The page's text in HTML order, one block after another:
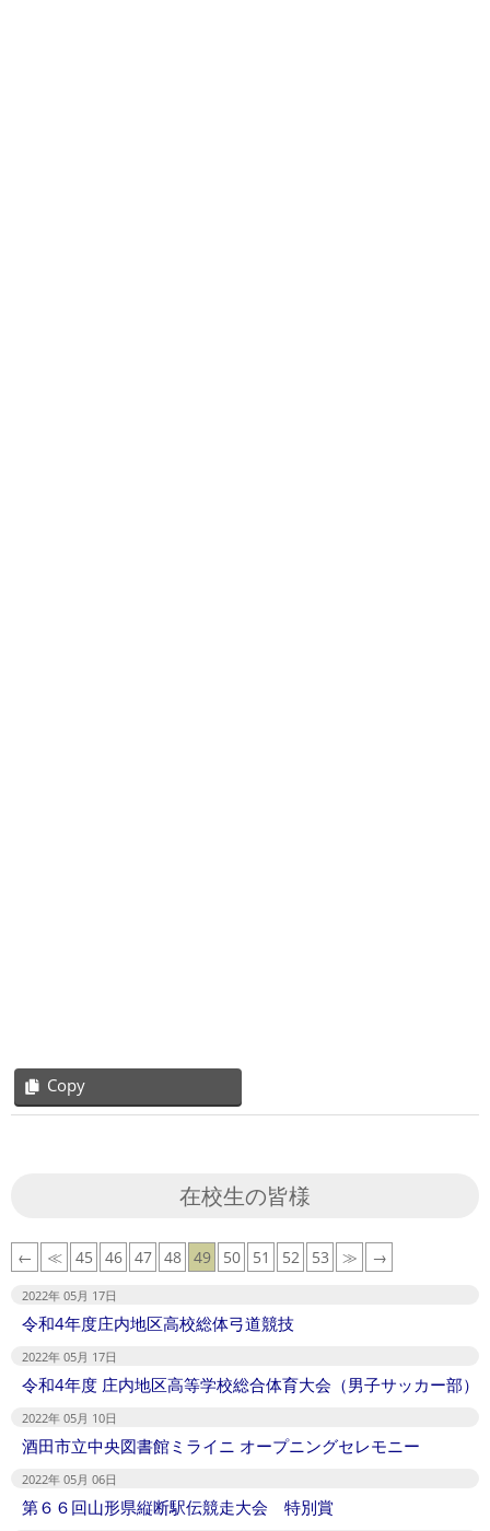
Copy
在校生の皆様
← ≪ 45 46 47 48 49 50 51 52 53 ≫ →
2022年 05月 17日
令和4年度庄内地区高校総体弓道競技
2022年 05月 17日
令和4年度 庄内地区高等学校総合体育大会（男子サッカー部）
2022年 05月 10日
酒田市立中央図書館ミライニ オープニングセレモニー
2022年 05月 06日
第６６回山形県縦断駅伝競走大会 特別賞